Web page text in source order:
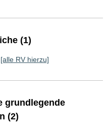
(1)
[alle RV hierzu]
grundlegende
(2)